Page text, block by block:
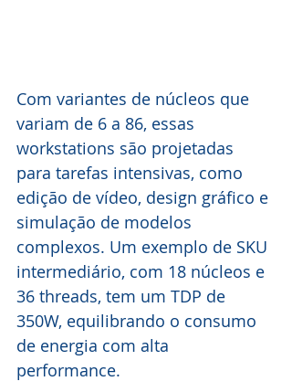
Com variantes de núcleos que
variam de 6 a 86, essas
workstations são projetadas
para tarefas intensivas, como
edição de vídeo, design gráfico e
simulação de modelos
complexos. Um exemplo de SKU
intermediário, com 18 núcleos e
36 threads, tem um TDP de
350W, equilibrando o consumo
de energia com alta
performance.